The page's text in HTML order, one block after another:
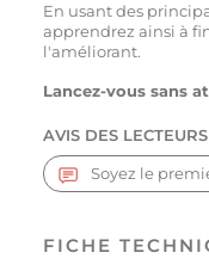
En usant des
apprendrez ainsi à
l'améliorant.
Lancez-vous sans
AVIS DES LECTEURS
Soyez le
FICHE